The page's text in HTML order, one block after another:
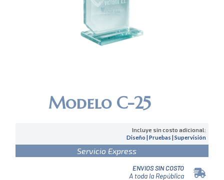
Modelo C-25
Incluye sin costo adicional:
Diseño | Pruebas | Supervisión
Servicio Express
ENVIOS SIN COSTO
A toda la República